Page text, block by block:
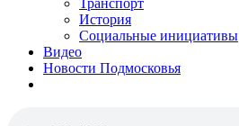
Транспорт
История
Социальные инициативы
Видео
Новости Подмосковья